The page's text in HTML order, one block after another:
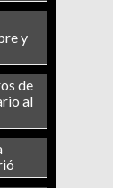
y
de
al